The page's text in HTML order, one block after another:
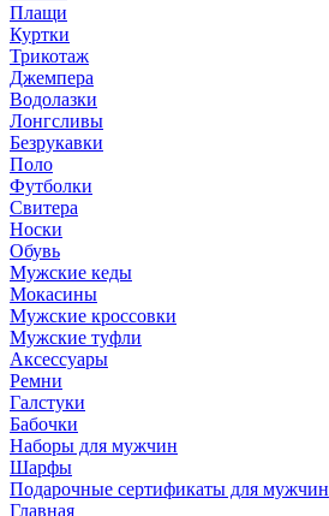
Плащи
Куртки
Трикотаж
Джемпера
Водолазки
Лонгсливы
Безрукавки
Поло
Футболки
Свитера
Носки
Обувь
Мужские кеды
Мокасины
Мужские кроссовки
Мужские туфли
Аксессуары
Ремни
Галстуки
Бабочки
Наборы для мужчин
Шарфы
Подарочные сертификаты для мужчин
Главная